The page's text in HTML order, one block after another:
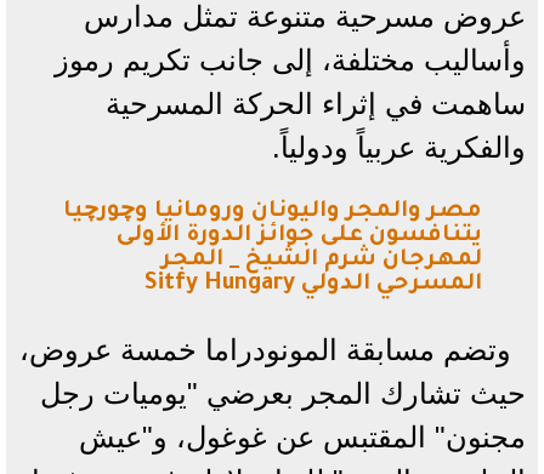
عروض مسرحية متنوعة تمثل مدارس
وأساليب مختلفة، إلى جانب تكريم رموز
ساهمت في إثراء الحركة المسرحية
والفكرية عربياً ودولياً.
مصر والمجر واليونان ورومانيا وچورچيا
يتنافسون على جوائز الدورة الأولى
لمهرجان شرم الشيخ _ المجر
المسرحي الدولي Sitfy Hungary
وتضم مسابقة المونودراما خمسة عروض،
حيث تشارك المجر بعرضي "يوميات رجل
مجنون" المقتبس عن غوغول، و"عيش